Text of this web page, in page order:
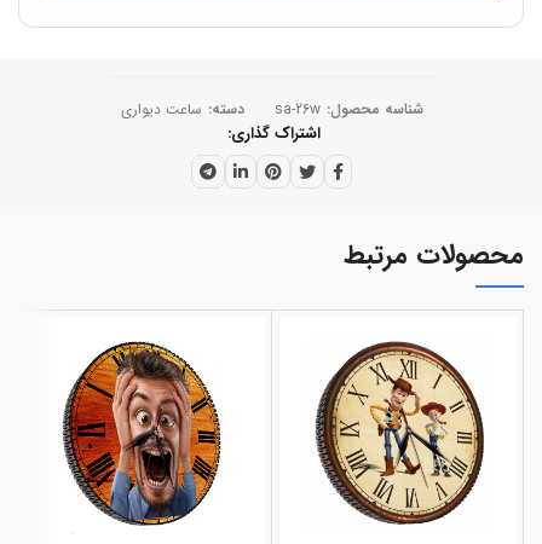
شناسه محصول: sa-26w دسته: ساعت دیواری
اشتراک گذاری
محصولات مرتبط